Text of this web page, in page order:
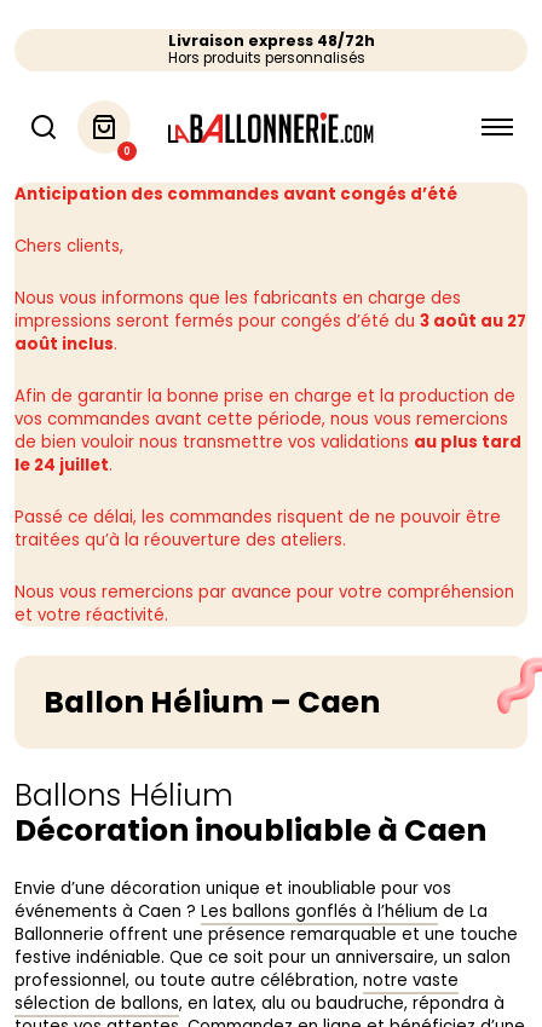
Livraison express 48/72h
Hors produits personnalisés
0
Anticipation des commandes avant congés d’été
Chers clients,
Nous vous informons que les fabricants en charge des
impressions seront fermés pour congés d’été du 3 août au 27
août inclus.
Afin de garantir la bonne prise en charge et la production de
vos commandes avant cette période, nous vous remercions
de bien vouloir nous transmettre vos validations au plus tard
le 24 juillet.
Passé ce délai, les commandes risquent de ne pouvoir être
traitées qu’à la réouverture des ateliers.
Nous vous remercions par avance pour votre compréhension
et votre réactivité.
Ballon Hélium – Caen
Ballons Hélium
Décoration inoubliable à Caen
Envie d’une décoration unique et inoubliable pour vos
événements à Caen ? Les ballons gonflés à l’hélium de La
Ballonnerie offrent une présence remarquable et une touche
festive indéniable. Que ce soit pour un anniversaire, un salon
professionnel, ou toute autre célébration, notre vaste
sélection de ballons, en latex, alu ou baudruche, répondra à